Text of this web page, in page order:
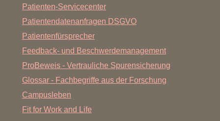
Patienten-Servicecenter
Patientendatenanfragen DSGVO
Patientenfürsprecher
Feedback- und Beschwerdemanagement
ProBeweis - Vertrauliche Spurensicherung
Glossar - Fachbegriffe aus der Forschung
Campusleben
Fit for Work and Life